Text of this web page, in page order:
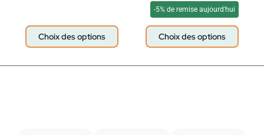
Choix des options
-5% de remise aujourd'hui
Choix des options